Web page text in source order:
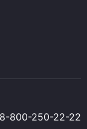
8-800-250-22-22